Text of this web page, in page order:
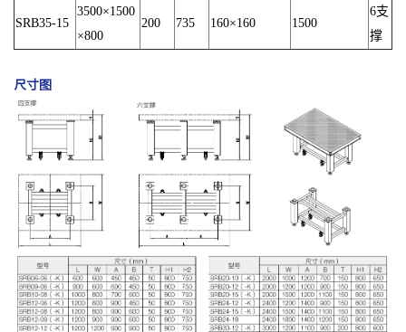
SRB35-15
3500×1500
×800
200 735 160×160 1500
6支
撑
尺寸图